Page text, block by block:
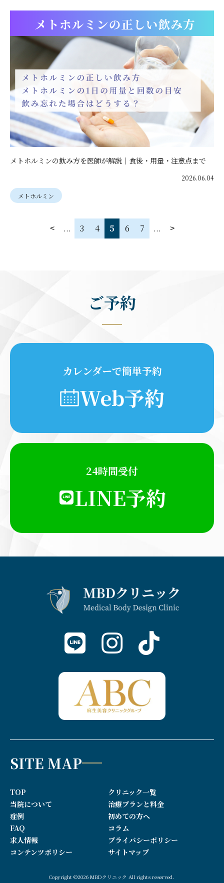
メトホルミンの飲み方を医師が解説｜食後・用量・注意点まで
2026.06.04
メトホルミン
... 3 4 5 6 7 ...
ご予約
カレンダーで簡単予約
Web予約
24時間受付
LINE予約
SITE MAP
TOP
クリニック一覧
当院について
治療プランと料金
症例
初めての方へ
FAQ
コラム
求人情報
プライバシーポリシー
コンテンツポリシー
サイトマップ
Copyright ©2026 MBDクリニック All rights reserved.